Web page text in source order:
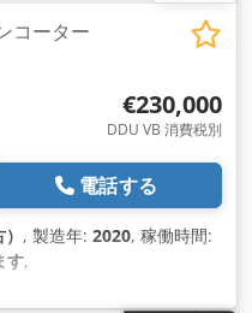
コーター
€230,000
DDU VB 消費税別
電話する
, 製造年: 2020, 稼働時間:
す,